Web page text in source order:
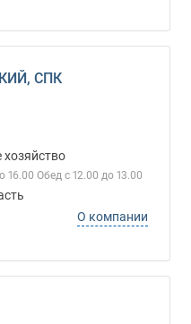
СПК
Обед с 12.00 до 13.00
О компании